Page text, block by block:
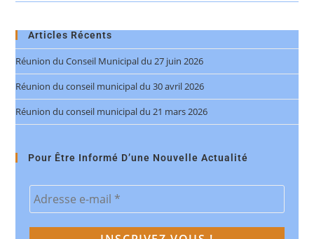
Articles Récents
Réunion du Conseil Municipal du 27 juin 2026
Réunion du conseil municipal du 30 avril 2026
Réunion du conseil municipal du 21 mars 2026
Pour Être Informé D’une Nouvelle Actualité